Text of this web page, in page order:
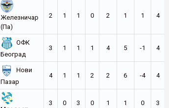
Железничар
(Па)
2 1 1 0 2 1 1 4
ОФК
Београд
3 1 1 1 4 5 -1 4
Нови
Пазар
4 1 1 2 2 6 -4 4
3 0 3 0 1 1 0 3